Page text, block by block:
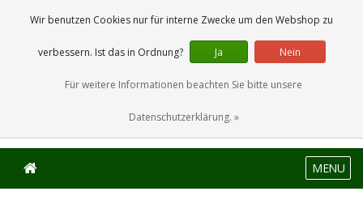
0 Artikel
MENU
Wir benutzen Cookies nur für interne Zwecke um den Webshop zu
verbessern. Ist das in Ordnung? Ja Nein
Für weitere Informationen beachten Sie bitte unsere
Datenschutzerklärung. »